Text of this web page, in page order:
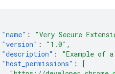
"name" : "Very Secure
"version" : "1.0" ,
"description" : "Example of
"host_permissions" :
[